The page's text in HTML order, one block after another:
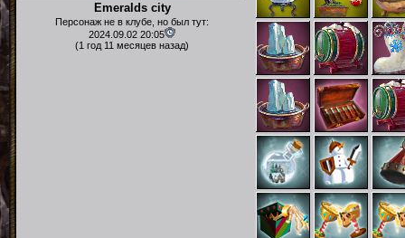
Emeralds city
Персонаж не в клубе, но был тут:
2024.09.02 20:05
(1 год 11 месяцев назад)